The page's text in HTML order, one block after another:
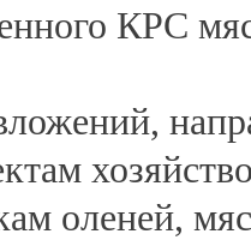
КРС
оленей,